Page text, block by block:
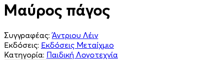
Μαύρος πάγος
Συγγραφέας: Άντριου Λέιν
Εκδόσεις: Εκδόσεις Μεταίχμιο
Κατηγορία: Παιδική Λογοτεχνία